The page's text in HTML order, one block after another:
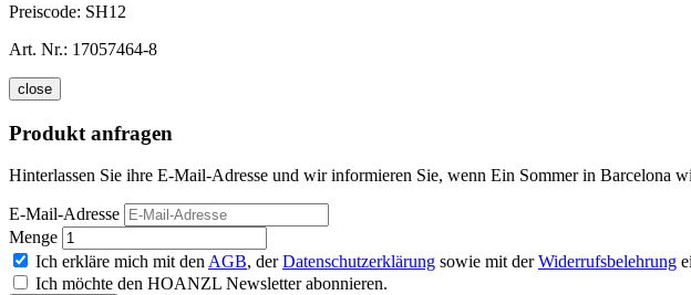
Preiscode: SH12
Art. Nr.: 17057464-8
close
Produkt anfragen
Hinterlassen Sie ihre E-Mail-Adresse und wir informieren Sie, wenn Ein Sommer in Barcelona
E-Mail-Adresse
Menge
Ich erkläre mich mit den AGB, derDatenschutzerklärung sowie mit derWiderrufsbelehrung
Ich möchte den HOANZL Newsletter abonnieren.